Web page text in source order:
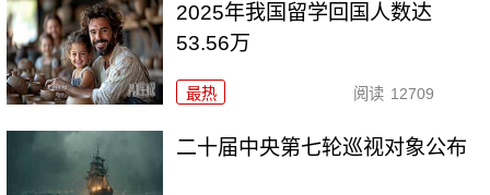
2025年我国留学回国人数达
53.56万
最热 阅读 12709
二十届中央第七轮巡视对象公布